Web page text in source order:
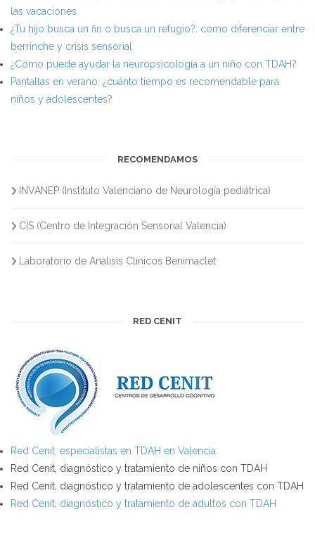
las vacaciones
¿Tu hijo busca un fin o busca un refugio?: cómo diferenciar entre
berrinche y crisis sensorial
¿Cómo puede ayudar la neuropsicología a un niño con TDAH?
Pantallas en verano: ¿cuánto tiempo es recomendable para
niños y adolescentes?
RECOMENDAMOS
INVANEP (Instituto Valenciano de Neurología pediátrica)
CIS (Centro de Integración Sensorial Valencia)
Laboratorio de Análisis Clínicos Benimaclet
RED CENIT
Red Cenit, especialistas en TDAH en Valencia
Red Cenit, diagnóstico y tratamiento de niños con TDAH
Red Cenit, diagnóstico y tratamiento de adolescentes con TDAH
Red Cenit, diagnóstico y tratamiento de adultos con TDAH